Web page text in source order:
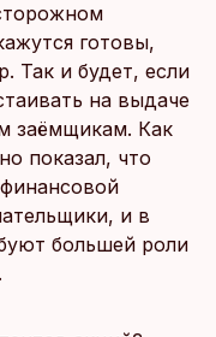
готовы,
Так и будет, если
на выдаче
заёмщикам. Как
показал, что
и в
большей роли